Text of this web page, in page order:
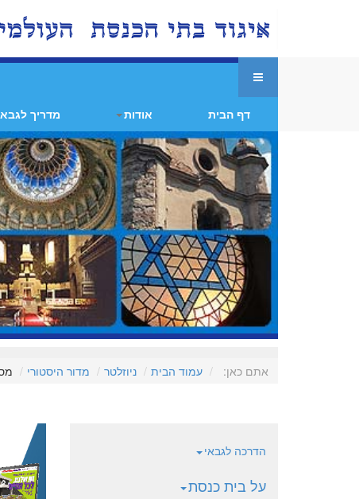
דף הבית אודות מדריך
אתם כאן: עמוד הבית ניוזלטר מדור היסטורי
הדרכה לגבאי
על בית כנסת